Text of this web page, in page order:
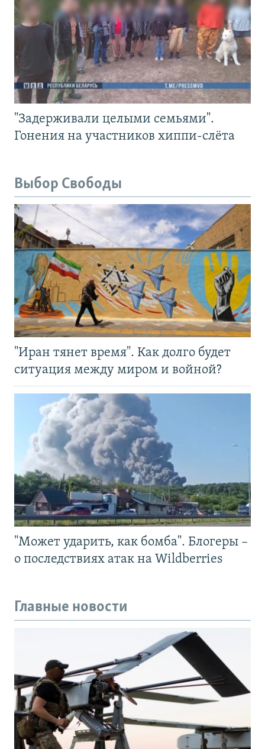
"Задерживали целыми семьями".
Гонения на участников хиппи-слёта
Выбор Свободы
"Иран тянет время". Как долго будет
ситуация между миром и войной?
"Может ударить, как бомба". Блогеры –
о последствиях атак на Wildberries
Главные новости